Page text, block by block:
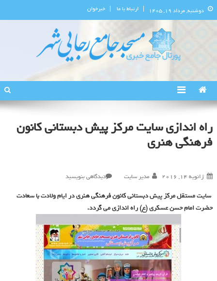
دوشنبه, مرداد ۱۹, ۱۴۰۵ ارتباط با ما خبرخوان
پورتال اطلاع‌رسانی مسجد جامع
راه اندازی سایت مرکز پیش دبستانی کانون
فرهنگی هنری
ژانویه 14, 2016 مدیر سایت دیدگاهی بنویسیددر
اندازی
پیش
دبستانی
کانون
فرهنگی
هنری
سایت مستقل مرکز پیش دبستانی کانون فرهنگی هنری در ایام ولادت با سعادت
حضرت امام حسن عسکری (ع) راه اندازی می گردد.